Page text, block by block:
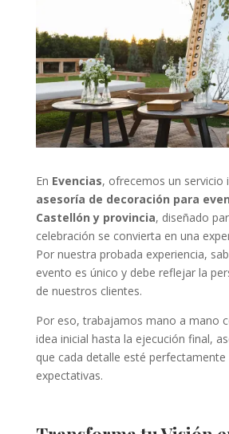
En Evencias, ofrecemos un servicio
asesoría de decoración para
Castellón y provincia, diseñado
celebración se convierta en una
Por nuestra probada experiencia,
evento es único y debe reflejar la
de nuestros clientes.
Por eso, trabajamos mano a mano
idea inicial hasta la ejecución final,
que cada detalle esté
expectativas.